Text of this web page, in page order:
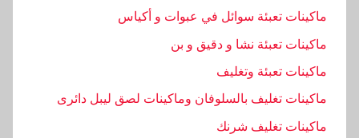
ماكينات تعبئة سوائل في عبوات و أكياس
ماكينات تعبئة نشا و دقيق و بن
ماكينات تعبئة وتغليف
ماكينات تغليف بالسلوفان وماكينات لصق ليبل دائرى
ماكينات تغليف شرنك